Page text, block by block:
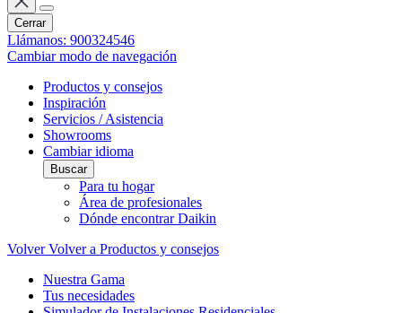
Cerrar
Llámanos: 900324546
Cambiar modo de navegación
Productos y consejos
Inspiración
Servicios / Asistencia
Showrooms
Cambiar idioma
Buscar
Para tu hogar
Área de profesionales
Dónde encontrar Daikin
Volver Volver a Productos y consejos
Nuestra Gama
Tus necesidades